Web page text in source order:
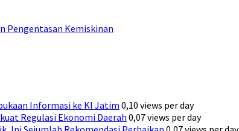
Pengentasan Kemiskinan
Informasi ke KI Jatim 0,10 views per day
Regulasi Ekonomi Daerah 0,07 views per day